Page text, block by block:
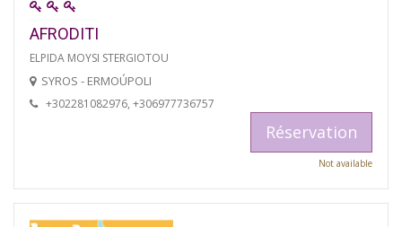
AFRODITI
ELPIDA MOYSI STERGIOTOU
SYROS - ERMOÚPOLI
+302281082976, +306977736757
Réservation
Not available